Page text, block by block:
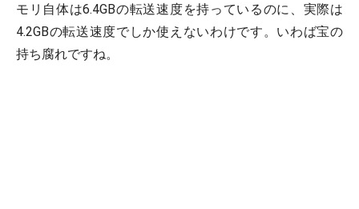
モリ自体は6.4GBの転送速度を持っているのに、実際は
4.2GBの転送速度でしか使えないわけです。いわば宝の
持ち腐れですね。